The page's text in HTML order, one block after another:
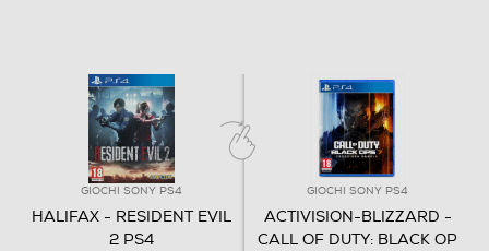
GIOCHI SONY PS4
HALIFAX - RESIDENT EVIL
2 PS4
GIOCHI SONY PS4
ACTIVISION-BLIZZARD -
CALL OF DUTY: BLACK OP